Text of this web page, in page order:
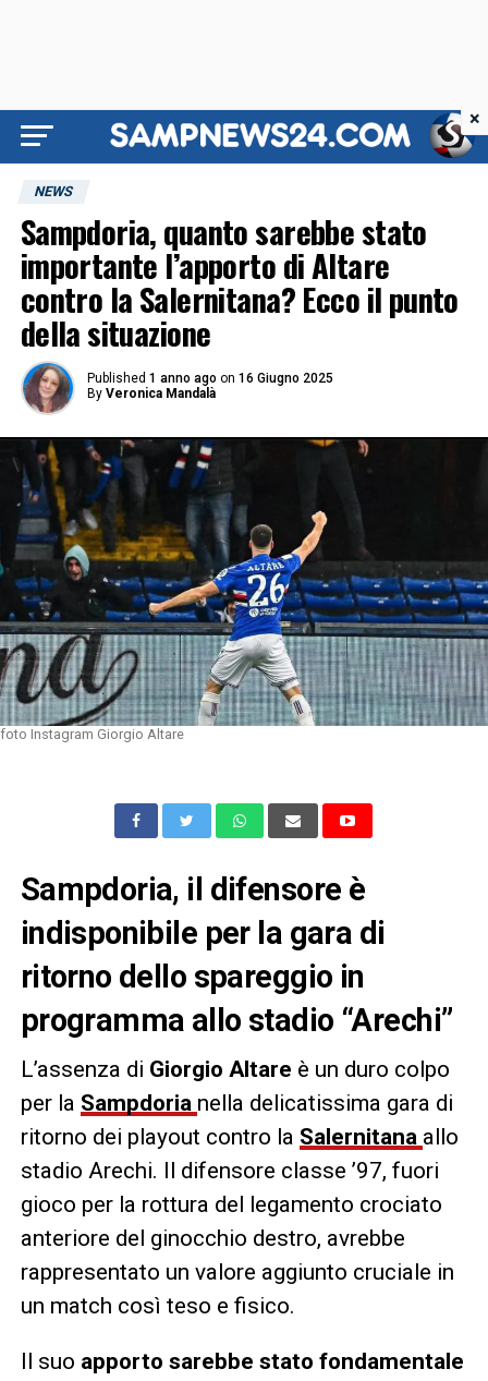
NEWS
Sampdoria, quanto sarebbe stato
importante l’apporto di Altare
contro la Salernitana? Ecco il punto
della situazione
Published 1 anno ago on 16 Giugno 2025
By Veronica Mandalà
foto Instagram Giorgio Altare
Sampdoria, il difensore è
indisponibile per la gara di
ritorno dello spareggio in
programma allo stadio “Arechi”
L’assenza di Giorgio Altare è un duro colpo
per la Sampdoria nella delicatissima gara di
ritorno dei playout contro la Salernitana allo
stadio Arechi. Il difensore classe ’97, fuori
gioco per la rottura del legamento crociato
anteriore del ginocchio destro, avrebbe
rappresentato un valore aggiunto cruciale in
un match così teso e fisico.
Il suo apporto sarebbe stato fondamentale
×